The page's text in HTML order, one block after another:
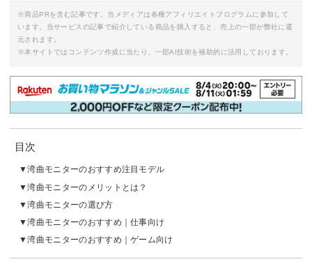
※商品PRを含む記事です。当メディアは各種アフィリエイトプログラムに参加して
います。当サービスの記事で紹介している商品を購入すると、売上の一部が弊社に還
元されます。
※本サイトではコンテンツ作成に当たり、一部AI技術を補助的に活用しております。
目次
湾曲モニターのおすすめ注目モデル
湾曲モニターのメリットとは？
湾曲モニターの選び方
湾曲モニターのおすすめ｜仕事向け
湾曲モニターのおすすめ｜ゲーム向け